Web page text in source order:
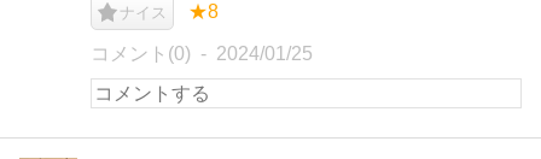
ナイス ★8
コメント(0) 2024/01/25